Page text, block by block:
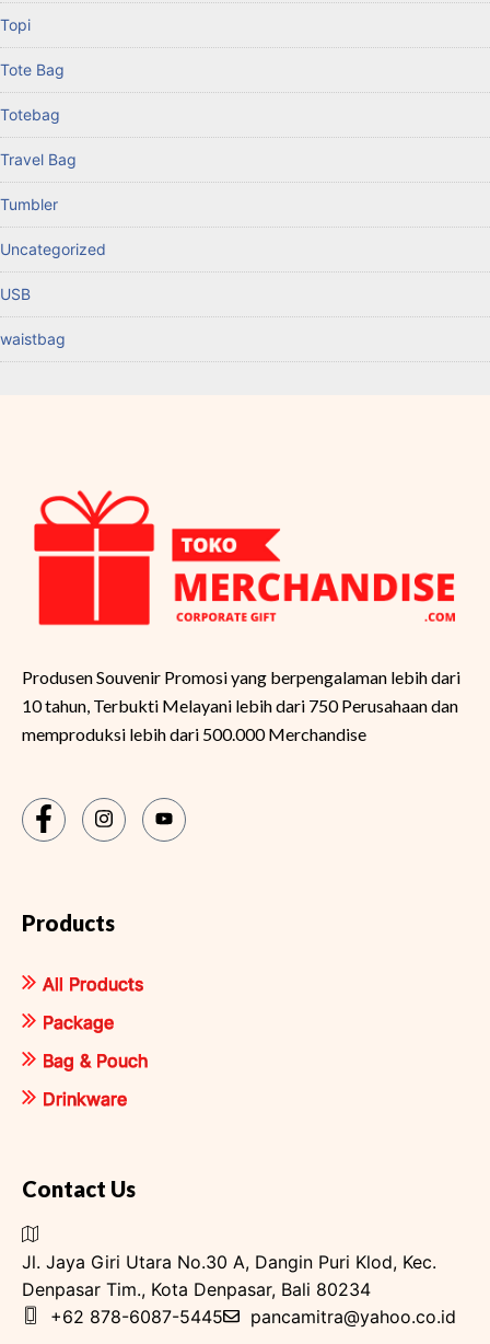
Topi
Tote Bag
Totebag
Travel Bag
Tumbler
Uncategorized
USB
waistbag
Produsen Souvenir Promosi yang berpengalaman lebih dari
10 tahun, Terbukti Melayani lebih dari 750 Perusahaan dan
memproduksi lebih dari 500.000 Merchandise
Products
All Products
Package
Bag & Pouch
Drinkware
Contact Us
Jl. Jaya Giri Utara No.30 A, Dangin Puri Klod, Kec.
Denpasar Tim., Kota Denpasar, Bali 80234
+62 878-6087-5445
pancamitra@yahoo.co.id